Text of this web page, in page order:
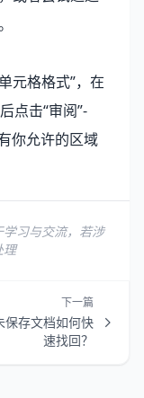
元格格式”，在
点击“审阅”-
你允许的区域
习与交流，若涉
理
下一篇
保存文档如何快
速找回？